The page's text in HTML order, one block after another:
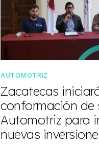
AUTOMOTRIZ
Zacatecas
conformación de
Automotriz para
nuevas